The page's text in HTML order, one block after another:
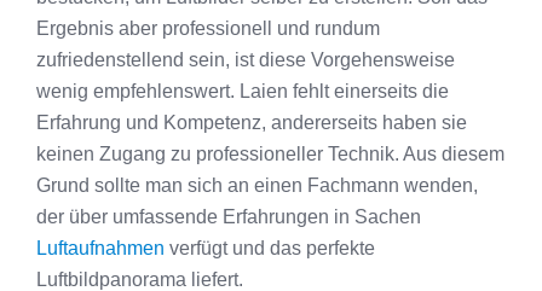
Ergebnis aber professionell und rundum
zufriedenstellend sein, ist diese Vorgehensweise
wenig empfehlenswert. Laien fehlt einerseits die
Erfahrung und Kompetenz, andererseits haben sie
keinen Zugang zu professioneller Technik. Aus diesem
Grund sollte man sich an einen Fachmann wenden,
der über umfassende Erfahrungen in Sachen
Luftaufnahmen verfügt und das perfekte
Luftbildpanorama liefert.